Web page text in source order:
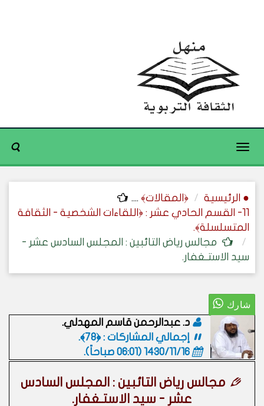
Toggle
● الرئيسية ﴿المقالات﴾ ....
11- القسم الحادي عشر : ﴿اللقاءات الشخصية - الثقافة
المتسلسلة﴾.
مجالس رياض التائبين : المجلس السادس عشر -
سيد الاستـغفار.
د. عبدالرحمن قاسم المهدلي.
إجمالي المشاركات : ﴿78﴾.
1430/11/16 (06:01 صباحاً)
.
مجالس رياض التائبين : المجلس السادس
عشر - سيد الاستـغفار.